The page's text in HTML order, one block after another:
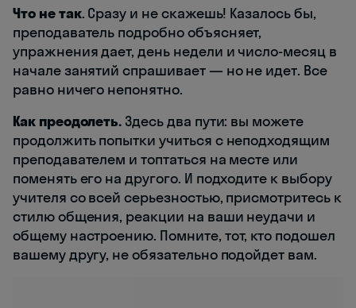
Что не так. Сразу и не скажешь! Казалось бы,
преподаватель подробно объясняет,
упражнения дает, день недели и число-месяц в
начале занятий спрашивает — но не идет. Все
равно ничего непонятно.
Как преодолеть. Здесь два пути: вы можете
продолжить попытки учиться с неподходящим
преподавателем и топтаться на месте или
поменять его на другого. И подходите к выбору
учителя со всей серьезностью, присмотритесь к
стилю общения, реакции на ваши неудачи и
общему настроению. Помните, тот, кто подошел
вашему другу, не обязательно подойдет вам.